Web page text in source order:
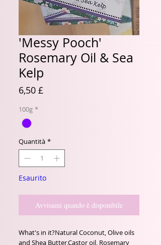
'Messy Pooch'
Rosemary Oil & Sea
Kelp
6,50 £
100g *
Quantità *
Esaurito
Avvisami quando è disponibile
What's in it?Natural Coconut, Olive oils
and Shea Butter,Castor oil, Rosemary